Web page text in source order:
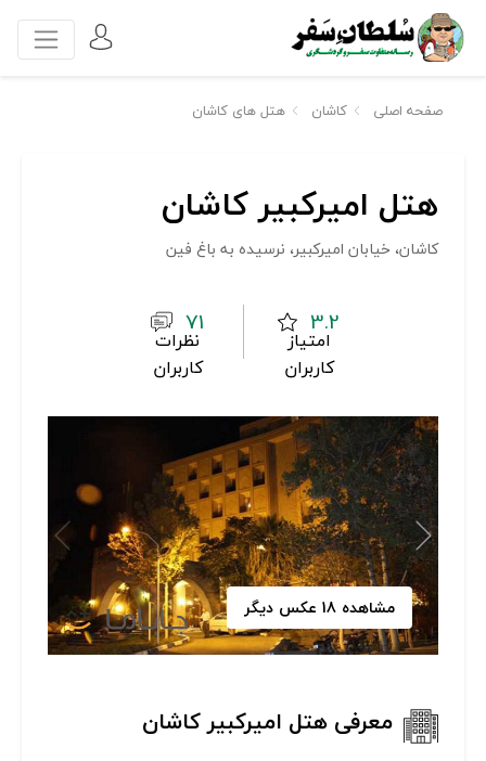
صفحه اصلی کاشان هتل های کاشان
هتل امیرکبیر کاشان
کاشان، خیابان امیرکبیر، نرسیده به باغ فین
3.2
امتیاز
کاربران
71
نظرات
کاربران
مشاهده 18 عکس دیگر
معرفی هتل امیرکبیر کاشان